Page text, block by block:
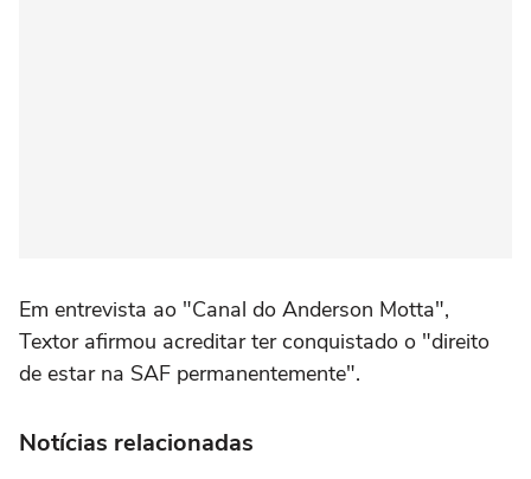
Em entrevista ao "Canal do Anderson Motta",
Textor afirmou acreditar ter conquistado o "direito
de estar na SAF permanentemente".
Notícias relacionadas